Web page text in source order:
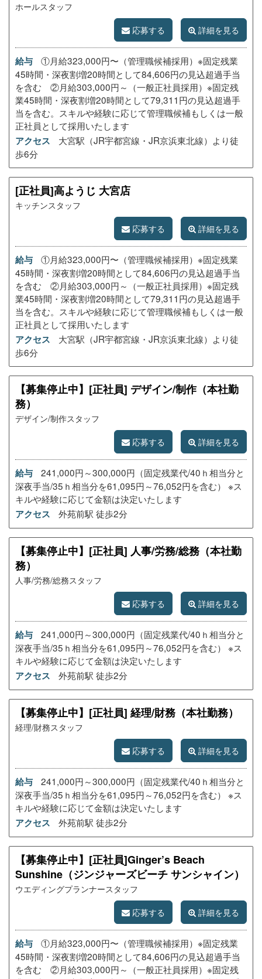
ホールスタッフ
応募する
詳細を見る
給与
①月給323,000円〜（管理職候補採用）※固定残業
45時間・深夜割増20時間として84,606円の見込超過手当
を含む ②月給303,000円～（一般正社員採用）※固定残
業45時間・深夜割増20時間として79,311円の見込超過手
当を含む。スキルや経験に応じて管理職候補もしくは一般
正社員として採用いたします
アクセス
大宮駅（JR宇都宮線・JR京浜東北線）より徒
歩6分
[正社員]高ようじ 大宮店
キッチンスタッフ
応募する
詳細を見る
給与
①月給323,000円〜（管理職候補採用）※固定残業
45時間・深夜割増20時間として84,606円の見込超過手当
を含む ②月給303,000円～（一般正社員採用）※固定残
業45時間・深夜割増20時間として79,311円の見込超過手
当を含む。スキルや経験に応じて管理職候補もしくは一般
正社員として採用いたします
アクセス
大宮駅（JR宇都宮線・JR京浜東北線）より徒
歩6分
【募集停止中】[正社員] デザイン/制作（本社勤
務）
デザイン/制作スタッフ
応募する
詳細を見る
給与
241,000円～300,000円（固定残業代/40ｈ相当分と
深夜手当/35ｈ相当分を61,095円～76,052円を含む） ※ス
キルや経験に応じて金額は決定いたします
アクセス
外苑前駅 徒歩2分
【募集停止中】[正社員] 人事/労務/総務（本社勤
務）
人事/労務/総務スタッフ
応募する
詳細を見る
給与
241,000円～300,000円（固定残業代/40ｈ相当分と
深夜手当/35ｈ相当分を61,095円～76,052円を含む） ※ス
キルや経験に応じて金額は決定いたします
アクセス
外苑前駅 徒歩2分
【募集停止中】[正社員] 経理/財務（本社勤務）
経理/財務スタッフ
応募する
詳細を見る
給与
241,000円～300,000円（固定残業代/40ｈ相当分と
深夜手当/35ｈ相当分を61,095円～76,052円を含む） ※ス
キルや経験に応じて金額は決定いたします
アクセス
外苑前駅 徒歩2分
【募集停止中】[正社員]Ginger’s Beach
Sunshine（ジンジャーズビーチ サンシャイン）
ウエディングプランナースタッフ
応募する
詳細を見る
給与
①月給323,000円〜（管理職候補採用）※固定残業
45時間・深夜割増20時間として84,606円の見込超過手当
を含む ②月給303,000円～（一般正社員採用）※固定残